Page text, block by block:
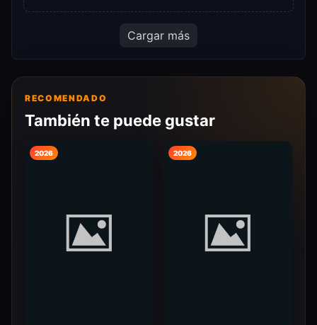
Cargar más
RECOMENDADO
También te puede gustar
2026 2026